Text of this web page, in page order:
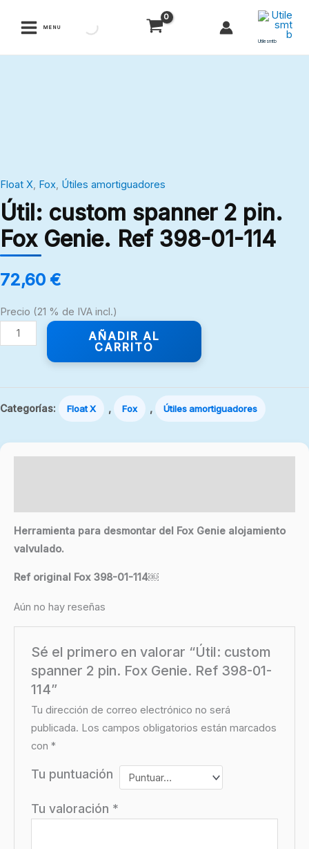
MENU
Utilesmtb
Float X, Fox, Útiles amortiguadores
Útil: custom spanner 2 pin.
Fox Genie. Ref 398-01-114
72,60 €
Precio (21 % de IVA incl.)
Genie.
Ref
398-
01-
114
cantidad
AÑADIR AL
CARRITO
Categorías: Float X , Fox , Útiles amortiguadores
Herramienta para desmontar del Fox Genie alojamiento
valvulado.
Ref original Fox 398-01-114￼
Aún no hay reseñas
Sé el primero en valorar “Útil: custom
spanner 2 pin. Fox Genie. Ref 398-01-
114”
Tu dirección de correo electrónico no será
publicada. Los campos obligatorios están marcados
con*
Tu puntuación
Tu valoración *